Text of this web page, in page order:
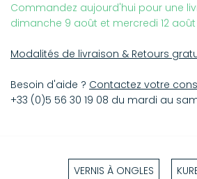
Commandez aujourd'hui pour une
dimanche 9 août et mercredi 12 août
Modalités de livraison & Retours
Besoin d'aide ? Contactez votre
+33 (0)5 56 30 19 08 du mardi au
VERNIS À ONGLES